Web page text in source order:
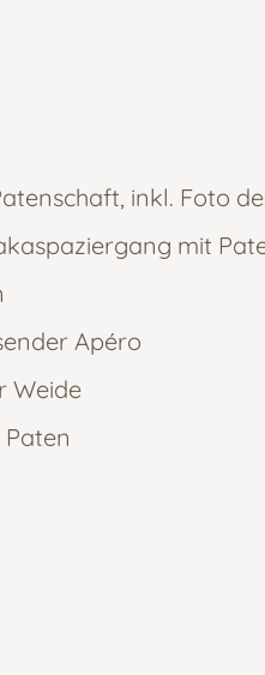
inkl. Foto
mit
Apéro
Weide